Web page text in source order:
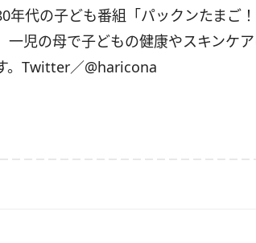
年代の子ども番組「パックンたまご
一児の母で子どもの健康やスキンケ
。Twitter／@haricona